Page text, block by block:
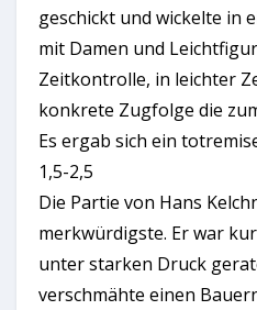
geschickt und wickelte in
mit Damen und
Zeitkontrolle, in leichter
konkrete Zugfolge die
Es ergab sich ein
1,5-2,5
Die Partie von Hans
merkwürdigste. Er war
unter starken Druck
verschmähte einen